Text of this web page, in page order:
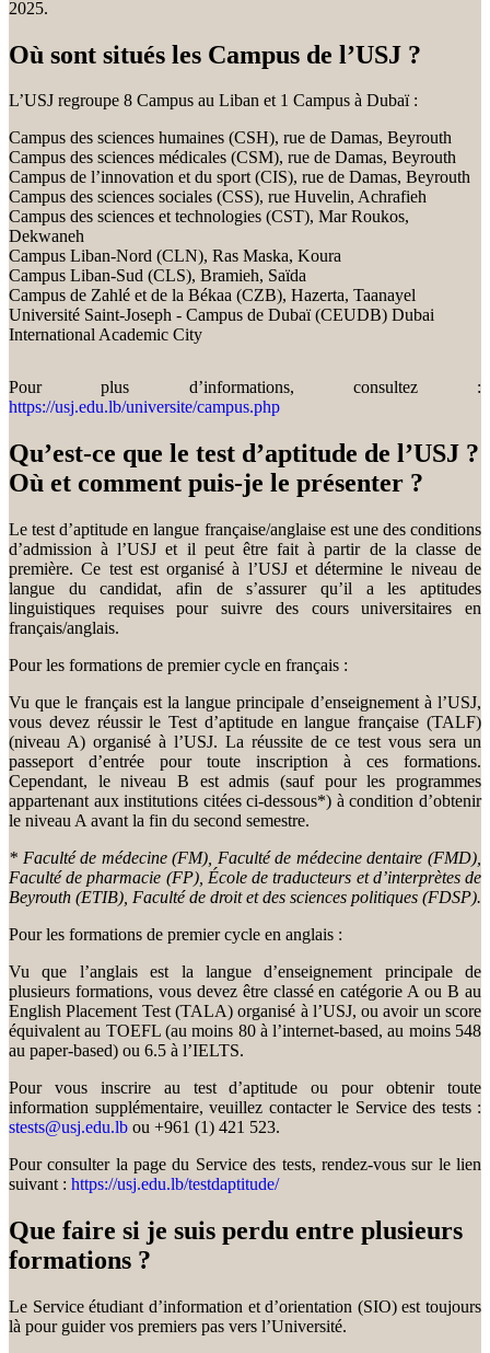
2025.
Où sont situés les Campus de l’USJ ?
L’USJ regroupe 8 Campus au Liban et 1 Campus à Dubaï :
Campus des sciences humaines (CSH), rue de Damas, Beyrouth
Campus des sciences médicales (CSM), rue de Damas, Beyrouth
Campus de l’innovation et du sport (CIS), rue de Damas, Beyrouth
Campus des sciences sociales (CSS), rue Huvelin, Achrafieh
Campus des sciences et technologies (CST), Mar Roukos,
Dekwaneh
Campus Liban-Nord (CLN), Ras Maska, Koura
Campus Liban-Sud (CLS), Bramieh, Saïda
Campus de Zahlé et de la Békaa (CZB), Hazerta, Taanayel
Université Saint-Joseph - Campus de Dubaï (CEUDB) Dubai
International Academic City
Pour plus d’informations, consultez :
https://usj.edu.lb/universite/campus.php
Qu’est-ce que le test d’aptitude de l’USJ ?
Où et comment puis-je le présenter ?
Le test d’aptitude en langue française/anglaise est une des conditions
d’admission à l’USJ et il peut être fait à partir de la classe de
première. Ce test est organisé à l’USJ et détermine le niveau de
langue du candidat, afin de s’assurer qu’il a les aptitudes
linguistiques requises pour suivre des cours universitaires en
français/anglais.
Pour les formations de premier cycle en français :
Vu que le français est la langue principale d’enseignement à l’USJ,
vous devez réussir le Test d’aptitude en langue française (TALF)
(niveau A) organisé à l’USJ. La réussite de ce test vous sera un
passeport d’entrée pour toute inscription à ces formations.
Cependant, le niveau B est admis (sauf pour les programmes
appartenant aux institutions citées ci-dessous*) à condition d’obtenir
le niveau A avant la fin du second semestre.
* Faculté de médecine (FM), Faculté de médecine dentaire (FMD),
Faculté de pharmacie (FP), École de traducteurs et d’interprètes de
Beyrouth (ETIB), Faculté de droit et des sciences politiques (FDSP).
Pour les formations de premier cycle en anglais :
Vu que l’anglais est la langue d’enseignement principale de
plusieurs formations, vous devez être classé en catégorie A ou B au
English Placement Test (TALA) organisé à l’USJ, ou avoir un score
équivalent au TOEFL (au moins 80 à l’internet-based, au moins 548
au paper-based) ou 6.5 à l’IELTS.
Pour vous inscrire au test d’aptitude ou pour obtenir toute
information supplémentaire, veuillez contacter le Service des tests :
stests@usj.edu.lb ou +961 (1) 421 523.
Pour consulter la page du Service des tests, rendez-vous sur le lien
suivant : https://usj.edu.lb/testdaptitude/
Que faire si je suis perdu entre plusieurs
formations ?
Le Service étudiant d’information et d’orientation (SIO) est toujours
là pour guider vos premiers pas vers l’Université.